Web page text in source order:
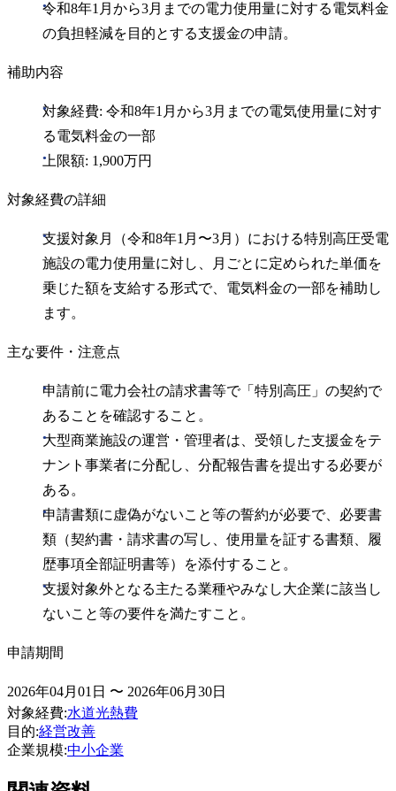
令和8年1月から3月までの電力使用量に対する電気料金
の負担軽減を目的とする支援金の申請。
補助内容
対象経費: 令和8年1月から3月までの電気使用量に対す
る電気料金の一部
上限額: 1,900万円
対象経費の詳細
支援対象月（令和8年1月〜3月）における特別高圧受電
施設の電力使用量に対し、月ごとに定められた単価を
乗じた額を支給する形式で、電気料金の一部を補助し
ます。
主な要件・注意点
申請前に電力会社の請求書等で「特別高圧」の契約で
あることを確認すること。
大型商業施設の運営・管理者は、受領した支援金をテ
ナント事業者に分配し、分配報告書を提出する必要が
ある。
申請書類に虚偽がないこと等の誓約が必要で、必要書
類（契約書・請求書の写し、使用量を証する書類、履
歴事項全部証明書等）を添付すること。
支援対象外となる主たる業種やみなし大企業に該当し
ないこと等の要件を満たすこと。
申請期間
2026年04月01日 〜 2026年06月30日
対象経費:水道光熱費
目的:経営改善
企業規模:中小企業